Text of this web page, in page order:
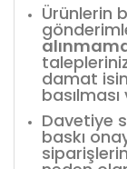
Ürünlerin
damat
Davetiye
baskı